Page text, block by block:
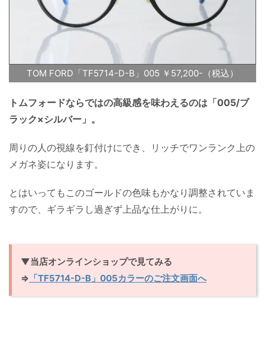
TOM FORD「TF5714-D-B」005 ￥57,200-（税込）
トムフォードならではの高級感を味わえるのは「005/ブ
ラック×シルバー」。
周りの人の視線を釘付けにでき、リッチでワンランク上の
メガネ姿になります。
とはいってもこのゴールドの色味もかなり調整されていま
すので、ギラギラし過ぎず上品な仕上がりに。
▼当店オンラインショップで見てみる
⇒ 「TF5714-D-B」005カラーのご注文画面へ